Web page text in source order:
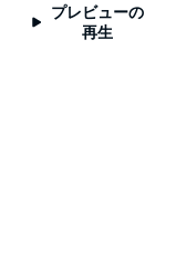
プレビューの
再生